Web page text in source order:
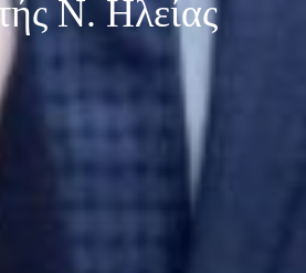
Ν. Ηλείας